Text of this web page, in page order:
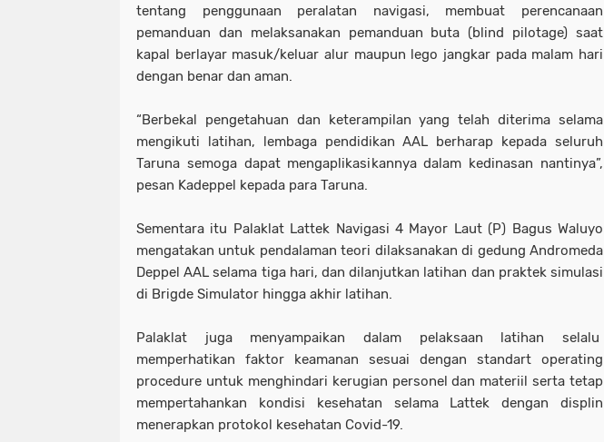
tentang penggunaan peralatan navigasi, membuat perencanaan
pemanduan dan melaksanakan pemanduan buta (blind pilotage) saat
kapal berlayar masuk/keluar alur maupun lego jangkar pada malam hari
dengan benar dan aman.
“Berbekal pengetahuan dan keterampilan yang telah diterima selama
mengikuti latihan, lembaga pendidikan AAL berharap kepada seluruh
Taruna semoga dapat mengaplikasikannya dalam kedinasan nantinya”,
pesan Kadeppel kepada para Taruna.
Sementara itu Palaklat Lattek Navigasi 4 Mayor Laut (P) Bagus Waluyo
mengatakan untuk pendalaman teori dilaksanakan di gedung Andromeda
Deppel AAL selama tiga hari, dan dilanjutkan latihan dan praktek simulasi
di Brigde Simulator hingga akhir latihan.
Palaklat juga menyampaikan dalam pelaksaan latihan selalu
memperhatikan faktor keamanan sesuai dengan standart operating
procedure untuk menghindari kerugian personel dan materiil serta tetap
mempertahankan kondisi kesehatan selama Lattek dengan displin
menerapkan protokol kesehatan Covid-19.